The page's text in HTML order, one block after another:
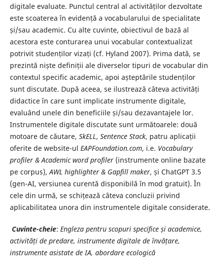
digitale evaluate. Punctul central al activităților dezvoltate
este scoaterea în evidență a vocabularului de specialitate
și/sau academic. Cu alte cuvinte, obiectivul de bază al
acestora este conturarea unui vocabular contextualizat
potrivit studenților vizați (cf. Hyland 2007). Prima dată, se
prezintă niște definiții ale diverselor tipuri de vocabular din
contextul specific academic, apoi așteptările studenților
sunt discutate. După aceea, se ilustrează câteva activități
didactice în care sunt implicate instrumente digitale,
evaluând unele din beneficiile și/sau dezavantajele lor.
Instrumentele digitale discutate sunt următoarele: două
motoare de căutare, SkELL, Sentence Stack, patru aplicații
oferite de website-ul EAPFoundation.com, i.e. Vocabulary
profiler & Academic word profiler (instrumente online bazate
pe corpus),AWL highlighter & Gapfill maker, și ChatGPT 3.5
(gen-AI, versiunea curentă disponibilă în mod gratuit). În
cele din urmă, se schițează câteva concluzii privind
aplicabilitatea unora din instrumentele digitale considerate.
Cuvinte-cheie: Engleza pentru scopuri specifice și academice,
activități de predare, instrumente digitale de învățare,
instrumente asistate de IA, abordare ecologică